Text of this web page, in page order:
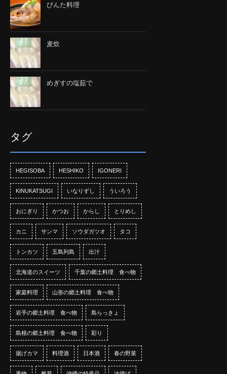
びんた料理
麦炊
めぎすの塩茹で
タグ
HEGISOBA HESHIKO IGONERI
KINUKATSUGI いなりずし ういろう
おにぎり かつお からし とりめし
カニ サンマ ソウダガツオ タコ
トンカツ 五島列島 出汁
北海道のスイーツ 千葉の郷土料理 食べ物
家庭料理 山形の郷土料理 食べ物
岩手の郷土料理 食べ物 島らっきょ
島根の郷土料理 食べ物 彩り
揚げカマ 料理酒 日本酒 春の野菜